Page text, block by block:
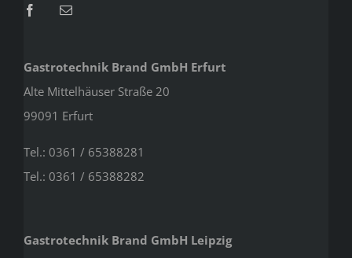
Gastrotechnik Brand GmbH Erfurt
Alte Mittelhäuser Straße 20
99091 Erfurt
Tel.: 0361 / 65388281
Tel.: 0361 / 65388282
Gastrotechnik Brand GmbH Leipzig